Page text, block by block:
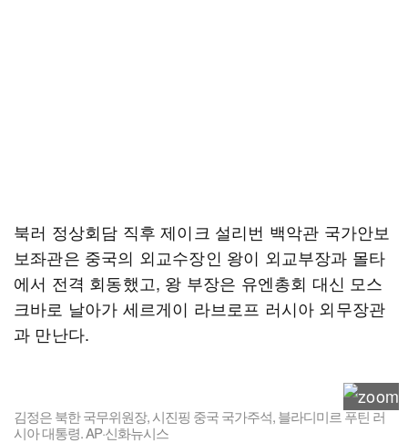
북러 정상회담 직후 제이크 설리번 백악관 국가안보
보좌관은 중국의 외교수장인 왕이 외교부장과 몰타
에서 전격 회동했고, 왕 부장은 유엔총회 대신 모스
크바로 날아가 세르게이 라브로프 러시아 외무장관
과 만난다.
김정은 북한 국무위원장, 시진핑 중국 국가주석, 블라디미르 푸틴 러
시아 대통령. AP·신화뉴시스